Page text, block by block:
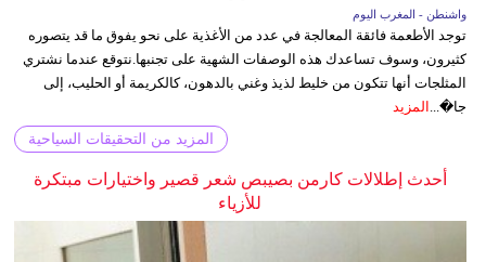
واشنطن - المغرب اليوم
توجد الأطعمة فائقة المعالجة في عدد من الأغذية على نحو يفوق ما قد يتصوره
كثيرون، وسوف تساعدك هذه الوصفات الشهية على تجنبها.نتوقع عندما نشتري
المثلجات أنها تتكون من خليط لذيذ وغني بالدهون، كالكريمة أو الحليب، إلى
جا�... المزيد
المزيد من التحقيقات السياحية
أحدث إطلالات كارمن بصيبص شعر قصير واختيارات مبتكرة
للأزياء